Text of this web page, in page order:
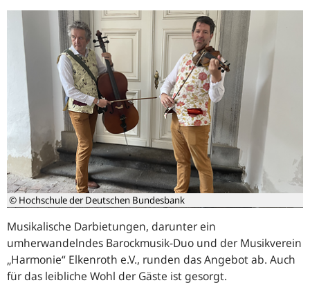
© Hochschule der Deutschen Bundesbank
Musikalische Darbietungen, darunter ein
umherwandelndes Barockmusik-Duo und der Musikverein
„Harmonie“ Elkenroth e.V., runden das Angebot ab. Auch
für das leibliche Wohl der Gäste ist gesorgt.